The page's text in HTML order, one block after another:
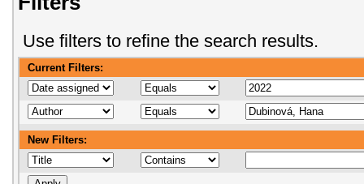
Use filters to refine the search results.
Current Filters:
New Filters: